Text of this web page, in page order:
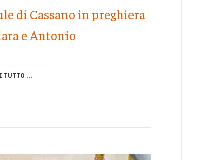
di Cassano in preghiera
e Antonio
TUTTO …